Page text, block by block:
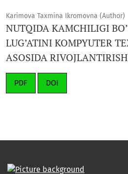
Karimova Taxmina Ikromovna (Author)
NUTQIDA KAMCHILIGI
LUG’ATINI KOMPYUTER
ASOSIDA
PDF DOI